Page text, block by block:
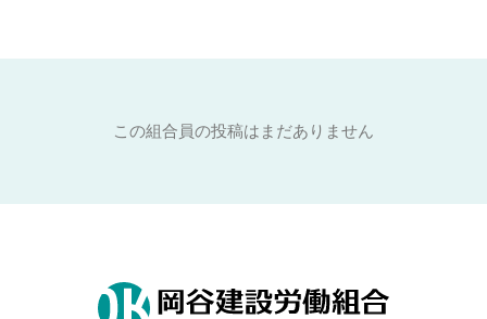
この組合員の投稿はまだありません